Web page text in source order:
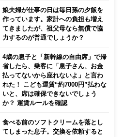
娘夫婦が仕事の日は毎日孫の夕飯を
作っています。家計への負担も増え
てきましたが、祖父母なら無償で協
力するのが普通でしょうか？
4歳の息子と「新幹線の自由席」で帰
省したら、乗客に「息子さん、お金
払ってないから座れないよ」と言わ
れた！ こども運賃“約7000円”払わな
いと、席は確保できないでしょう
か？ 運賃ルールを確認
食べる前のソフトクリームを落とし
てしまった息子。交換を依頼すると